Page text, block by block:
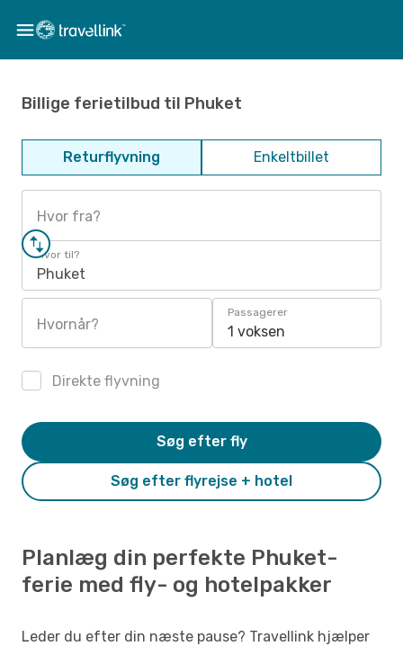
Billige ferietilbud til Phuket
Returflyvning Enkeltbillet
Hvor fra?
Hvor til?
Phuket
Hvornår?
Passagerer
1 voksen
Direkte flyvning
Søg efter flyrejse + hotel
Søg efter fly
Planlæg din perfekte Phuket-
ferie med fly- og hotelpakker
Leder du efter din næste pause? Travellink hjælper